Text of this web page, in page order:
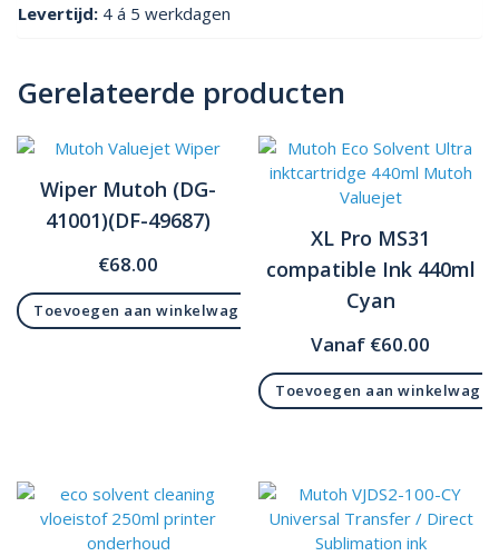
Levertijd: 4 á 5 werkdagen
Gerelateerde producten
Wiper Mutoh (DG-
41001)(DF-49687)
€68.00
Toevoegen aan winkelwagen
XL Pro MS31
compatible Ink 440ml
Cyan
Vanaf €60.00
Toevoegen aan winkelwagen